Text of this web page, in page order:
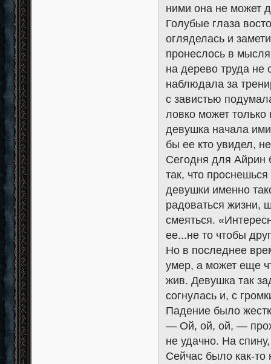
ними она не может
Голубые глаза
огляделась и
пронеслось в
на дерево труда не
наблюдала за
с завистью
ловко может
девушка начала
бы ее кто увидел,
Сегодня для Айрин
так, что
девушки именно
радоваться жизни,
смеяться.
ее...не то чтобы
Но в последнее
умер, а может еще
жив. Девушка так
согнулась и, с
Падение было
— Ой, ой, ой, —
не удачно. На
Сейчас было как-то